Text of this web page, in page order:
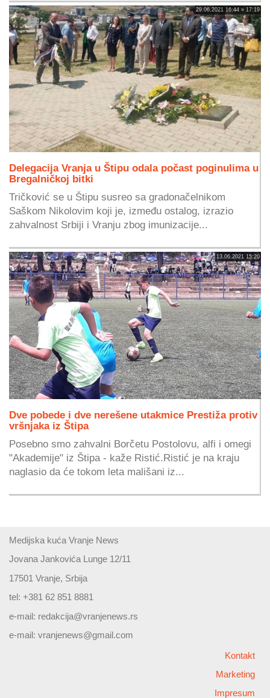
29.06.2021 16:44 » 17:19
Delegacija Vranja u Štipu odala počast poginulima u
Bregalničkoj bitki
Tričković se u Štipu susreo sa gradonačelnikom
Saškom Nikolovim koji je, između ostalog, izrazio
zahvalnost Srbiji i Vranju zbog imunizacije...
13.06.2021 15:20
Dve pobede i dve nerešene utakmice Prestiža protiv
vršnjaka iz Štipa
Posebno smo zahvalni Borčetu Postolovu, alfi i omegi
"Akademije" iz Štipa - kaže Ristić.Ristić je na kraju
naglasio da će tokom leta mališani iz...
Medijska kuća Vranje News
Jovana Jankovića Lunge 12/11
17501 Vranje, Srbija
tel: +381 62 851 8881
e-mail: redakcija@vranjenews.rs
e-mail: vranjenews@gmail.com
Kontakt
Marketing
Impresum